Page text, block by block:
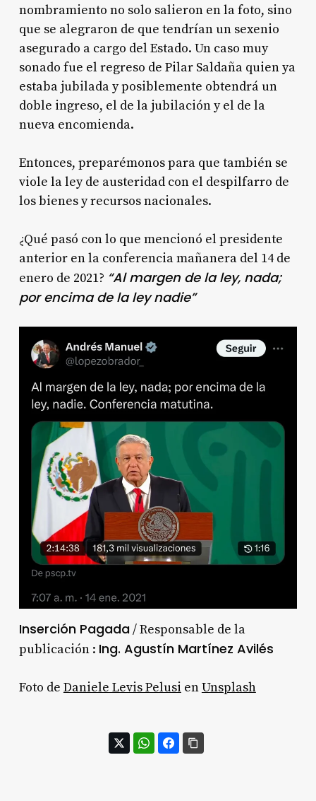
nombramiento no solo salieron en la foto, sino
que se alegraron de que tendrían un sexenio
asegurado a cargo del Estado. Un caso muy
sonado fue el regreso de Pilar Saldaña quien ya
estaba jubilada y posiblemente obtendrá un
doble ingreso, el de la jubilación y el de la
nueva encomienda.
Entonces, preparémonos para que también se
viole la ley de austeridad con el despilfarro de
los bienes y recursos nacionales.
¿Qué pasó con lo que mencionó el presidente
anterior en la conferencia mañanera del 14 de
enero de 2021? “Al margen de la ley, nada;
por encima de la ley nadie”
Inserción Pagada/ Responsable de la
publicación : Ing. Agustín Martínez Avilés
Foto de Daniele Levis Pelusi enUnsplash